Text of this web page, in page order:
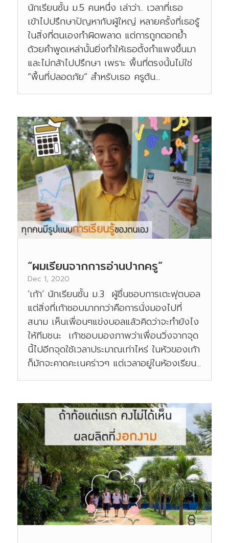
นักเรียนชั้น ม.5 คนหนึ่ง เล่าว่า.. เวลาที่เธอ
เข้าไปปรึกษาปัญหากับผู้ใหญ่ หลายครั้งที่เธอรู้
ในสิ่งที่ตนเองทำผิดพลาด แต่การถูกตอกย้ำ
ด้วยคำพูดเหล่านั้นยิ่งทำให้เธอตั้งกำแพงขึ้นมา
และไม่กล้าไปปรึกษา เพราะ พื้นที่ตรงนั้นไม่ใช่
“พื้นที่ปลอดภัย” สำหรับเธอ ครูต้น...
“ผมเรียนจากการอ่านปากครู”
Dec 1, 2020
‘เก้า’ นักเรียนชั้น ม.3 ผู้ชื่นชอบการเตะฟุตบอล
แต่สิ่งที่เก้าชอบมากกว่าคือการนั่งมองไปที่
สนาม เห็นเพื่อนๆแข่งบอลแล้วคิดว่าจะทำยังไง
ให้ทีมชนะ เก้าชอบมองภาพว่าเพื่อนวิ่งจากจุด
นี้ไปอีกจุดใช้เวลาประมาณเท่าไหร่ ในหัวของเก้า
ก็มักจะคาดคะเนคร่าวๆ แต่เวลาอยู่ในห้องเรียน...